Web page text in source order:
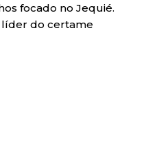
focado no Jequié.
líder do certame